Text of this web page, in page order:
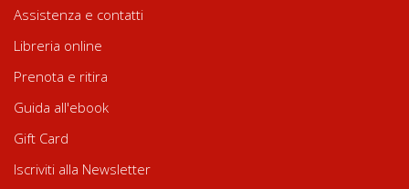
Assistenza e contatti
Libreria online
Prenota e ritira
Guida all'ebook
Gift Card
Iscriviti alla Newsletter